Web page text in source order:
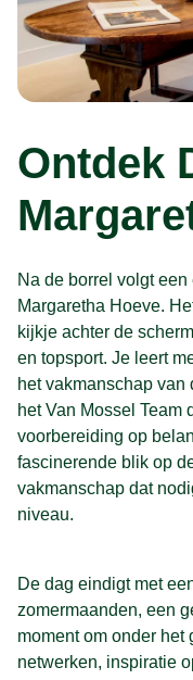
Ontdek
Na de borrel volgt
Margaretha Hoeve.
kijkje achter de
en topsport. Je leert
het vakmanschap van
het Van Mossel Team
voorbereiding op
fascinerende blik op
vakmanschap dat
niveau.
De dag eindigt met
zomermaanden, een
moment om onder het
netwerken, inspiratie